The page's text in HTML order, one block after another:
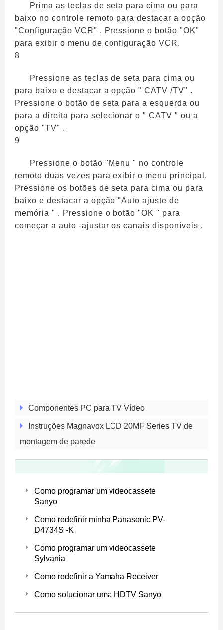
Prima as teclas de seta para cima ou para
baixo no controle remoto para destacar a opção
"Configuração VCR" . Pressione o botão "OK"
para exibir o menu de configuração VCR.
8
Pressione as teclas de seta para cima ou
para baixo e destacar a opção " CATV /TV" .
Pressione o botão de seta para a esquerda ou
para a direita para selecionar o " CATV " ou a
opção "TV" .
9
Pressione o botão "Menu " no controle
remoto duas vezes para exibir o menu principal.
Pressione os botões de seta para cima ou para
baixo e destacar a opção "Auto ajuste de
memória " . Pressione o botão "OK " para
começar a auto -ajustar os canais disponíveis .
Componentes PC para TV Vídeo
Instruções Magnavox LCD 20MF Series TV de
montagem de parede
Como programar um videocassete
Sanyo
Como redefinir minha Panasonic PV-
D4734S -K
Como programar um videocassete
Sylvania
Como redefinir a Yamaha Receiver
Como solucionar uma HDTV Sanyo